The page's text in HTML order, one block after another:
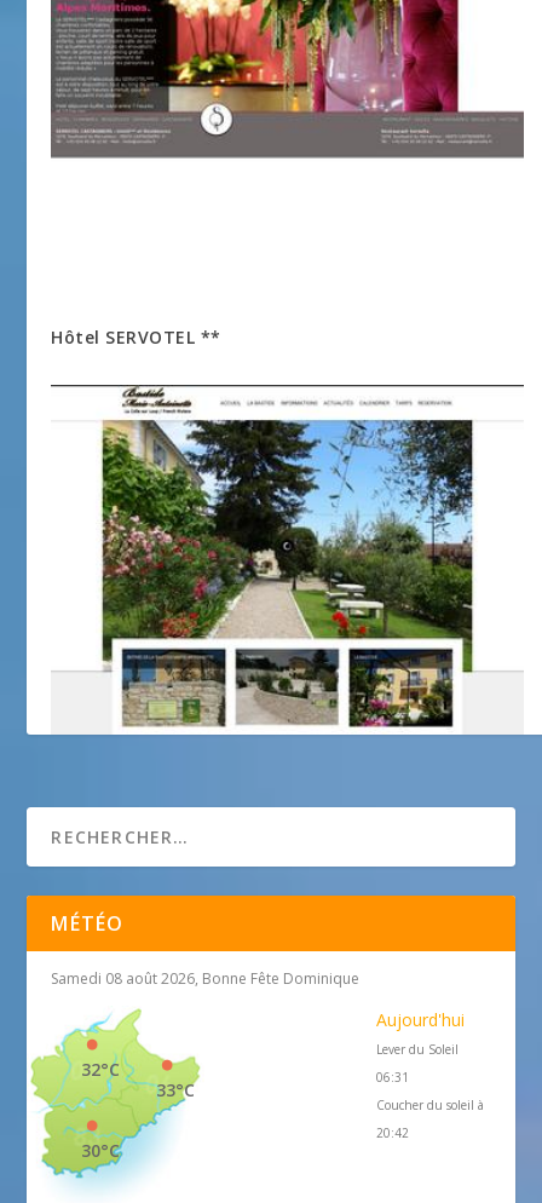
Hôtel SERVOTEL **
MÉTÉO
Samedi 08 août 2026, Bonne Fête Dominique
33°C
32°C
30°C
Aujourd'hui
Lever du Soleil
06:31
Coucher du soleil à
20:42